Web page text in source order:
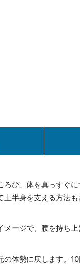
ろび、体を真っすぐ
上半身を支える方法
メージで、腰を持ち
の体勢に戻します。